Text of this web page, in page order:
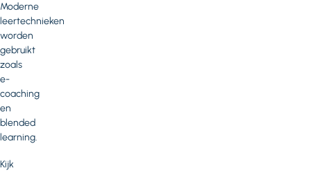
Moderne
leertechnieken
worden
gebruikt
zoals
e-
coaching
en
blended
learning.
Kijk